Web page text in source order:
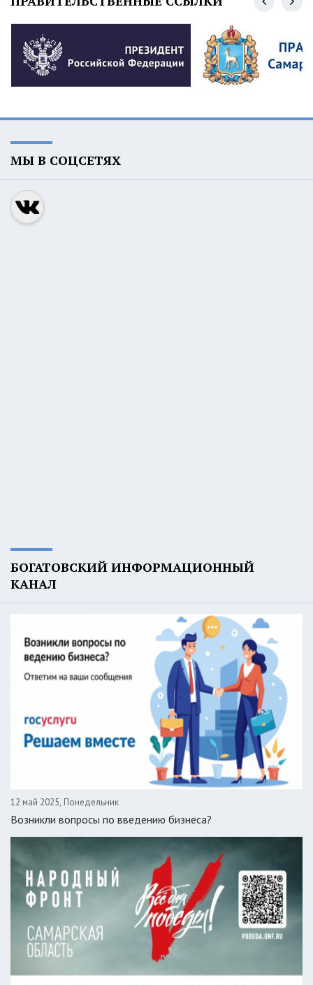
МЫ В СОЦСЕТЯХ
БОГАТОВСКИЙ ИНФОРМАЦИОННЫЙ
КАНАЛ
12 май 2025, Понедельник
Возникли вопросы по введению бизнеса?